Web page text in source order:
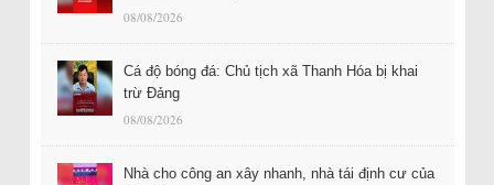
08/08/2026
Cá độ bóng đá: Chủ tịch xã Thanh Hóa bị khai
trừ Đảng
08/08/2026
Nhà cho công an xây nhanh, nhà tái định cư của